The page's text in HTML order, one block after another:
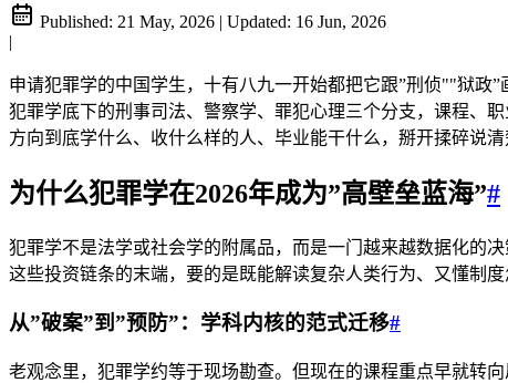
Published: 21 May, 2026 | Updated: 16 Jun, 2026
|
申请犯罪学的中国学生，十有八九一开始都把它跟”刑侦""狱政
犯罪学底下的刑事司法、警察学、罪犯心理三个分支，课程、
方向到底学什么、收什么样的人、毕业能干什么，掰开揉碎说清
为什么犯罪学在2026年成为”高壁垒蓝海”#
犯罪学不是法学或社会学的附属品，而是一门越来越数据化的
这些投资链条的末端，要的是既能解读复杂人类行为、又懂制
从”破案”到”预防”：学科内核的范式迁移#
老观念里，犯罪学约等于现场勘查。但现在的课程重点早就转